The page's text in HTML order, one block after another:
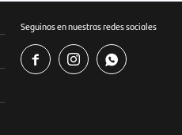
Seguinos en nuestras redes sociales
  